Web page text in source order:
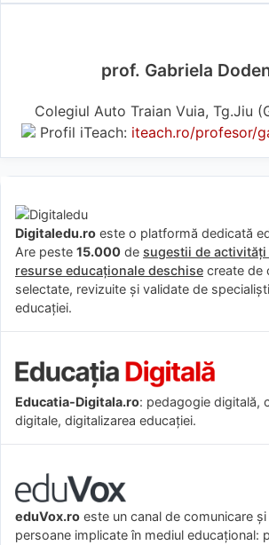
prof. Gabriela
Colegiul Auto Traian Vuia, Tg.Jiu
Profil iTeach: iteach.ro/profesor/
Digitaledu.ro este o platformă dedicată
Are peste 15.000 de sugestii de activități
resurse educaționale deschise create de
selectate, revizuite și validate de
educației.
Educatia-Digitala.ro: pedagogie digitală,
digitale, digitalizarea educației.
eduVox.ro este un canal de comunicare
persoane implicate în mediul educațional: